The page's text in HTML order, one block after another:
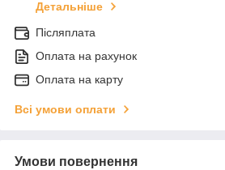
Детальніше
Післяплата
Оплата на рахунок
Оплата на карту
Всі умови оплати
Умови повернення